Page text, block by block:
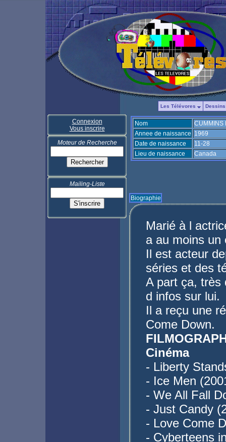
Les Télévores
Connexion
Vous inscrire
Moteur de Recherche
Mailing-Liste
Nom
CUMMINS
Annee de naissance 1969
Date de naissance
11-28
Lieu de naissance
Canada
Biographie
Marié à l
a au moins un
Il est acteur
séries et des
A part ça, très
d infos sur lui.
Il a reçu une
Come Down.
Cinéma
- Liberty
- Ice Men
- We All Fall
- Just Candy
- Love Come
- Cyberteens